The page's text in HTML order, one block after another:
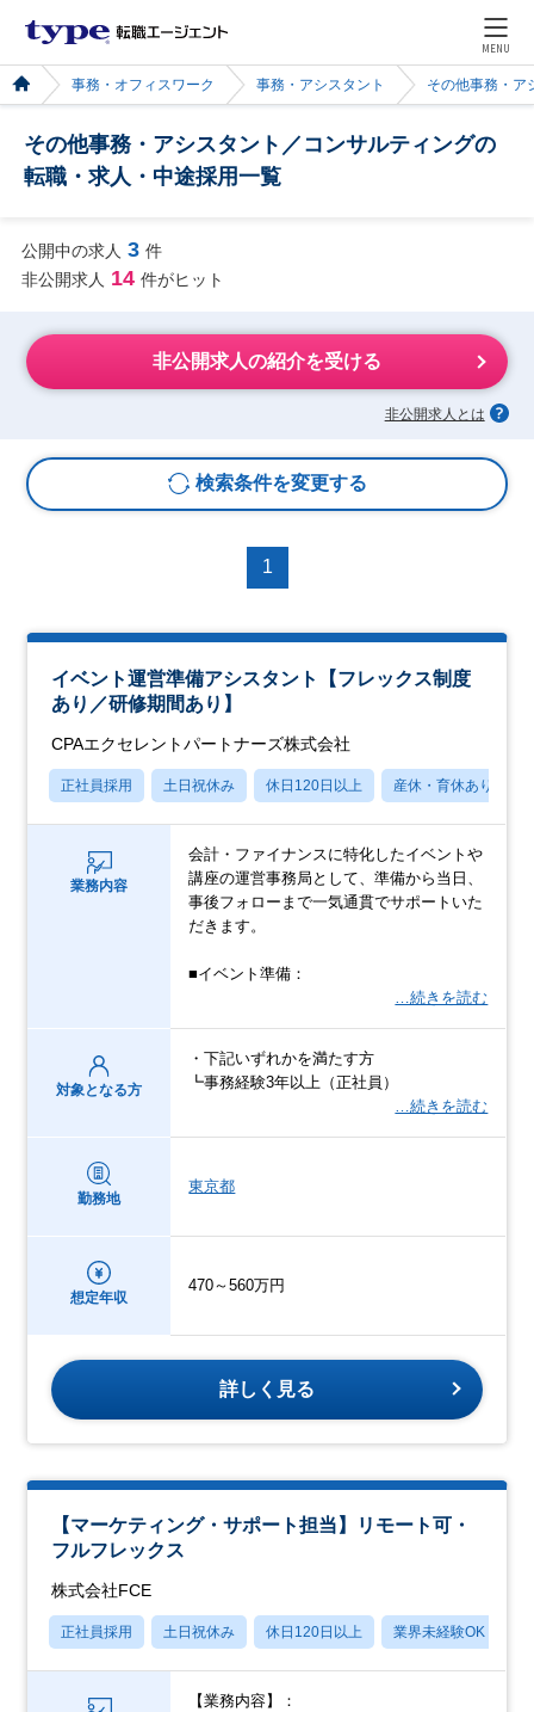
MENU
事務・オフィスワーク 事務・アシスタント その他事務・ア
その他事務・アシスタント／コンサルティングの
転職・求人・中途採用一覧
公開中の求人 3 件
非公開求人 14 件がヒット
非公開求人の紹介を受ける
非公開求人とは
検索条件を変更する
1
イベント運営準備アシスタント【フレックス制度
あり／研修期間あり】
CPAエクセレントパートナーズ株式会社
正社員採用 土日祝休み 休日120日以上 産休・育休あり
業務内容
会計・ファイナンスに特化したイベントや
講座の運営事務局として、準備から当日、
事後フォローまで一気通貫でサポートいた
だきます。
■イベント準備：
…続きを読む
対象となる方
・下記いずれかを満たす方
┗事務経験3年以上（正社員）
…続きを読む
勤務地
東京都
想定年収
470～560万円
詳しく見る
【マーケティング・サポート担当】リモート可・
フルフレックス
株式会社FCE
正社員採用 土日祝休み 休日120日以上 業界未経験OK
【業務内容】：